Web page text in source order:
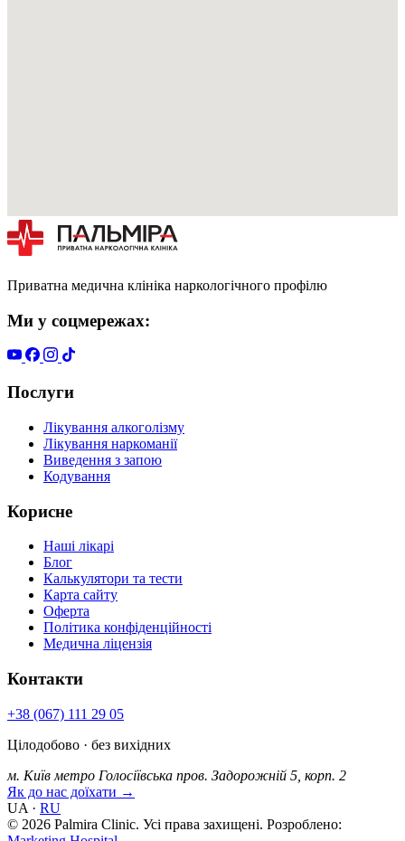
Приватна медична клініка наркологічного профілю
Ми у соцмережах:
Послуги
Лікування алкоголізму
Лікування наркоманії
Виведення з запою
Кодування
Корисне
Наші лікарі
Блог
Калькулятори та тести
Карта сайту
Оферта
Політика конфіденційності
Медична ліцензія
Контакти
+38 (067) 111 29 05
Цілодобово · без вихідних
м. Київ метро Голосіївська пров. Задорожній 5, корп. 2
Як до нас доїхати →
UA · RU
© 2026 Palmira Clinic. Усі права захищені. Розроблено: